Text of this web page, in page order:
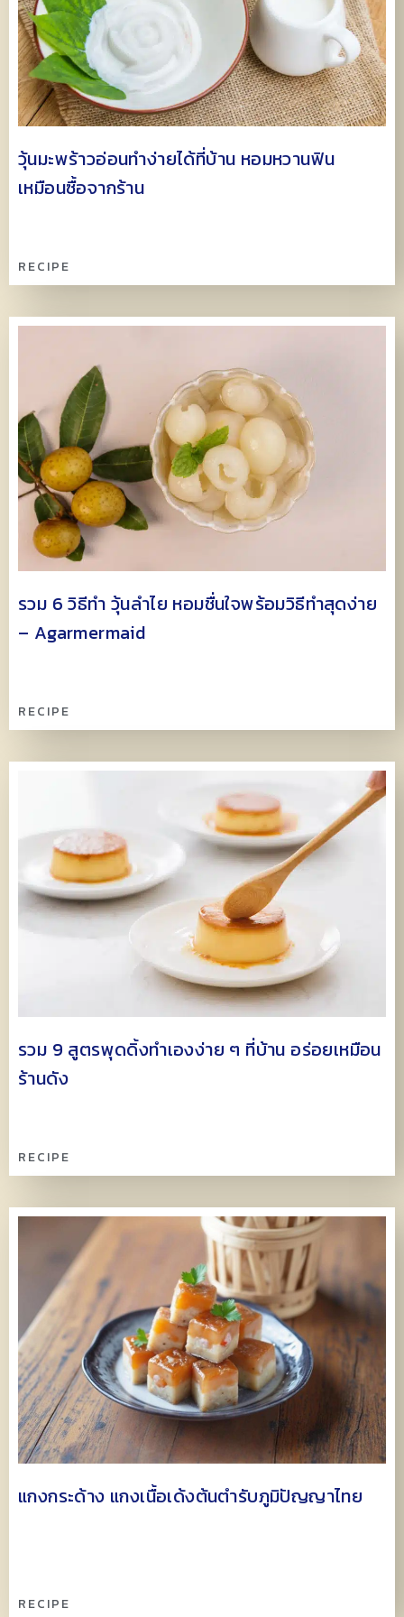
วุ้นมะพร้าวอ่อนทำง่ายได้ที่บ้าน หอมหวานฟิน
เหมือนซื้อจากร้าน
RECIPE
รวม 6 วิธีทำ วุ้นลำไย หอมชื่นใจพร้อมวิธีทำสุดง่าย
– Agarmermaid
RECIPE
รวม 9 สูตรพุดดิ้งทำเองง่าย ๆ ที่บ้าน อร่อยเหมือน
ร้านดัง
RECIPE
แกงกระด้าง แกงเนื้อเด้งต้นตำรับภูมิปัญญาไทย
RECIPE